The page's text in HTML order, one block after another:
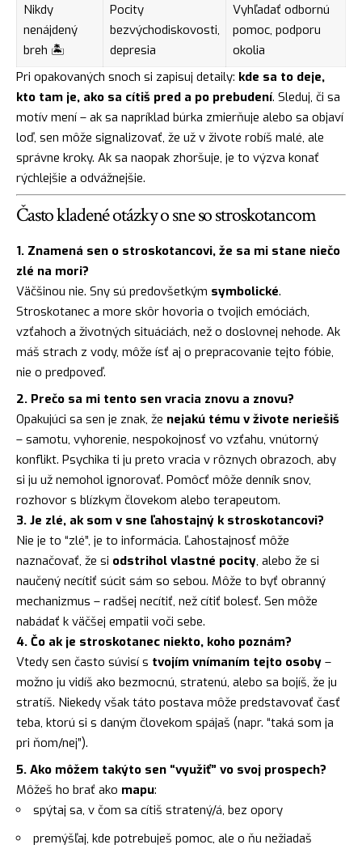
Nikdy
nenájdený
breh 🏝️
Pocity
bezvýchodiskovosti,
depresia
Vyhľadať odbornú
pomoc, podporu
okolia
Pri opakovaných snoch si zapisuj detaily: kde sa to deje,
kto tam je, ako sa cítiš pred a po prebudení. Sleduj, či sa
motív mení – ak sa napríklad búrka zmierňuje alebo sa objaví
loď, sen môže signalizovať, že už v živote robíš malé, ale
správne kroky. Ak sa naopak zhoršuje, je to výzva konať
rýchlejšie a odvážnejšie.
Často kladené otázky o sne so stroskotancom
1. Znamená sen o stroskotancovi, že sa mi stane niečo
zlé na mori?
Väčšinou nie. Sny sú predovšetkým symbolické.
Stroskotanec a more skôr hovoria o tvojich emóciách,
vzťahoch a životných situáciách, než o doslovnej nehode. Ak
máš strach z vody, môže ísť aj o prepracovanie tejto fóbie,
nie o predpoveď.
2. Prečo sa mi tento sen vracia znovu a znovu?
Opakujúci sa sen je znak, že nejakú tému v živote neriešiš
– samotu, vyhorenie, nespokojnosť vo vzťahu, vnútorný
konflikt. Psychika ti ju preto vracia v rôznych obrazoch, aby
si ju už nemohol ignorovať. Pomôcť môže denník snov,
rozhovor s blízkym človekom alebo terapeutom.
3. Je zlé, ak som v sne ľahostajný k stroskotancovi?
Nie je to “zlé”, je to informácia. Ľahostajnosť môže
naznačovať, že si odstrihol vlastné pocity, alebo že si
naučený necítiť súcit sám so sebou. Môže to byť obranný
mechanizmus – radšej necítiť, než cítiť bolesť. Sen môže
nabádať k väčšej empatii voči sebe.
4. Čo ak je stroskotanec niekto, koho poznám?
Vtedy sen často súvisí s tvojím vnímaním tejto osoby –
možno ju vidíš ako bezmocnú, stratenú, alebo sa bojíš, že ju
stratíš. Niekedy však táto postava môže predstavovať časť
teba, ktorú si s daným človekom spájaš (napr. “taká som ja
pri ňom/nej”).
5. Ako môžem takýto sen “využiť” vo svoj prospech?
Môžeš ho brať ako mapu:
spýtaj sa, v čom sa cítiš stratený/á, bez opory
premýšľaj, kde potrebuješ pomoc, ale o ňu nežiadaš